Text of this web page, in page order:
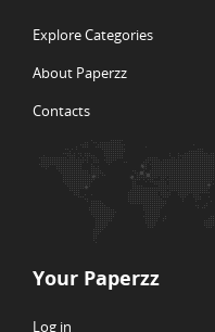
Explore Categories
About Paperzz
Contacts
Your Paperzz
Log in